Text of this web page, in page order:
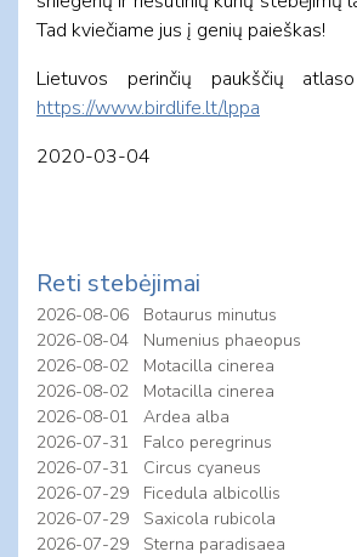
Tad kviečiame jus į genių paieškas!
Lietuvos perinčių paukščių
https://www.birdlife.lt/lppa
2020-03-04
Reti stebėjimai
2026-08-06
Botaurus minutus
2026-08-04
Numenius phaeopus
2026-08-02
Motacilla cinerea
2026-08-02
Motacilla cinerea
2026-08-01
Ardea alba
2026-07-31
Falco peregrinus
2026-07-31
Circus cyaneus
2026-07-29
Ficedula albicollis
2026-07-29
Saxicola rubicola
2026-07-29
Sterna paradisaea